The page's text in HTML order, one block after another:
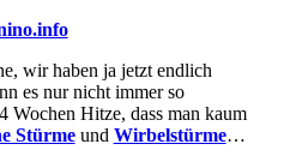
wir haben ja jetzt endlich
es nur nicht immer so
Wochen Hitze, dass man kaum
Stürmeund Wirbelstürme…